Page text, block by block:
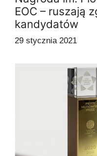
EOC – ruszają
kandydatów
29 stycznia 2021